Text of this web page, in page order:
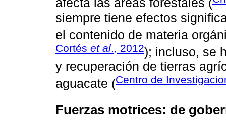
siempre tiene efectos
el contenido de materia
Cortés et al., 2012); incluso, se
y recuperación de tierras
aguacate (Centro de
Fuerzas motrices: de